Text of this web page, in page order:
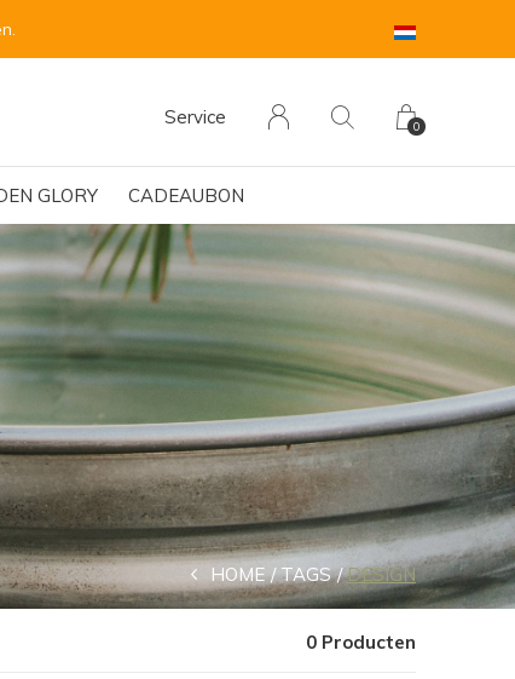
GLORY CADEAUBON
Service 0
HOME TAGS DESIGN
0 Producten